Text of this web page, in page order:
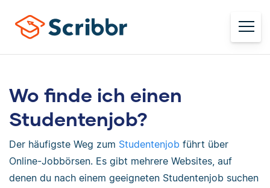
Wo finde ich einen
Studentenjob?
Der häufigste Weg zum Studentenjob führt über
Online-Jobbörsen. Es gibt mehrere Websites, auf
denen du nach einem geeigneten Studentenjob suchen